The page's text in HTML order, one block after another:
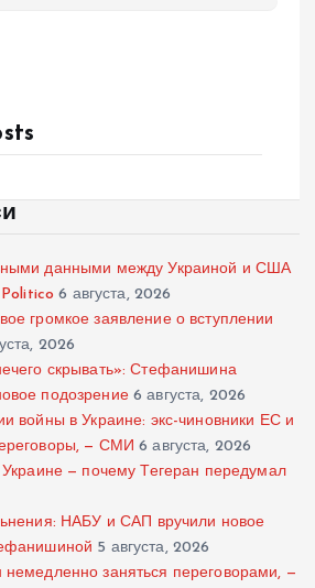
данными между Украиной и США
6 августа, 2026
громкое заявление о вступлении
2026
скрывать»: Стефанишина
подозрение 6 августа, 2026
войны в Украине: экс-чиновники ЕС и
— СМИ 6 августа, 2026
— почему Тегеран передумал
НАБУ и САП вручили новое
5 августа, 2026
заняться переговорами, —